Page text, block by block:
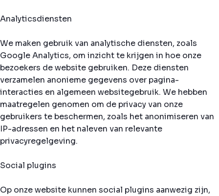
Analyticsdiensten
We maken gebruik van analytische diensten, zoals
Google Analytics, om inzicht te krijgen in hoe onze
bezoekers de website gebruiken. Deze diensten
verzamelen anonieme gegevens over pagina-
interacties en algemeen websitegebruik. We hebben
maatregelen genomen om de privacy van onze
gebruikers te beschermen, zoals het anonimiseren van
IP-adressen en het naleven van relevante
privacyregelgeving.
Social plugins
Op onze website kunnen social plugins aanwezig zijn,